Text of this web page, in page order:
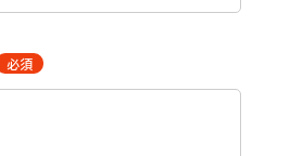
必須